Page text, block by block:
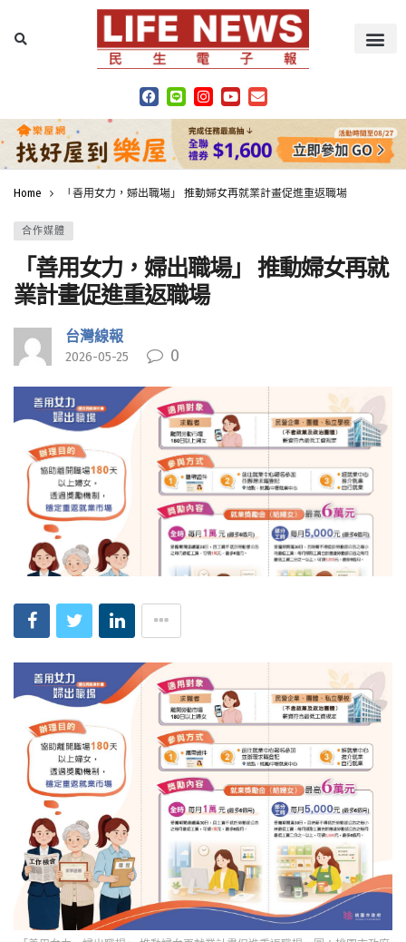
Home 「善用女力，婦出職場」 推動婦女再就業計畫促進重返職場
合作媒體
「善用女力，婦出職場」 推動婦女再就
業計畫促進重返職場
台灣線報
2026-05-25 0